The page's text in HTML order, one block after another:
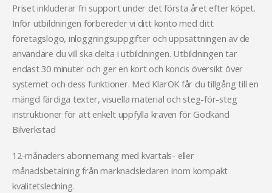
Priset inkluderar fri support under det första året efter köpet.
Inför utbildningen förbereder vi ditt konto med ditt
företagslogo, inloggningsuppgifter och uppsättningen av de
användare du vill ska delta i utbildningen. Utbildningen tar
endast 30 minuter och ger en kort och koncis översikt över
systemet och dess funktioner. Med KlarOK får du tillgång till en
mängd färdiga texter, visuella material och steg-för-steg
instruktioner för att enkelt uppfylla kraven för Godkänd
Bilverkstad
12-månaders abonnemang med kvartals- eller
månadsbetalning från marknadsledaren inom kompakt
kvalitetsledning.